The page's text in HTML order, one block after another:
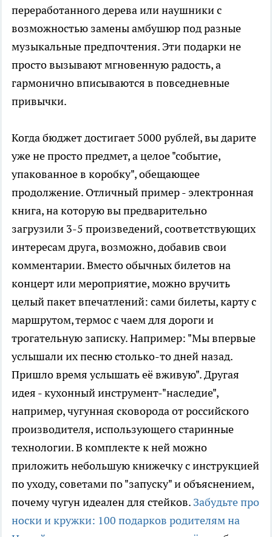
переработанного дерева или наушники с
возможностью замены амбушюр под разные
музыкальные предпочтения. Эти подарки не
просто вызывают мгновенную радость, а
гармонично вписываются в повседневные
привычки.
Когда бюджет достигает 5000 рублей, вы дарите
уже не просто предмет, а целое "событие,
упакованное в коробку", обещающее
продолжение. Отличный пример - электронная
книга, на которую вы предварительно
загрузили 3-5 произведений, соответствующих
интересам друга, возможно, добавив свои
комментарии. Вместо обычных билетов на
концерт или мероприятие, можно вручить
целый пакет впечатлений: сами билеты, карту с
маршрутом, термос с чаем для дороги и
трогательную записку. Например: "Мы впервые
услышали их песню столько-то дней назад.
Пришло время услышать её вживую". Другая
идея - кухонный инструмент-"наследие",
например, чугунная сковорода от российского
производителя, использующего старинные
технологии. В комплекте к ней можно
приложить небольшую книжечку с инструкцией
по уходу, советами по "запуску" и объяснением,
почему чугун идеален для стейков. Забудьте про
носки и кружки: 100 подарков родителям на